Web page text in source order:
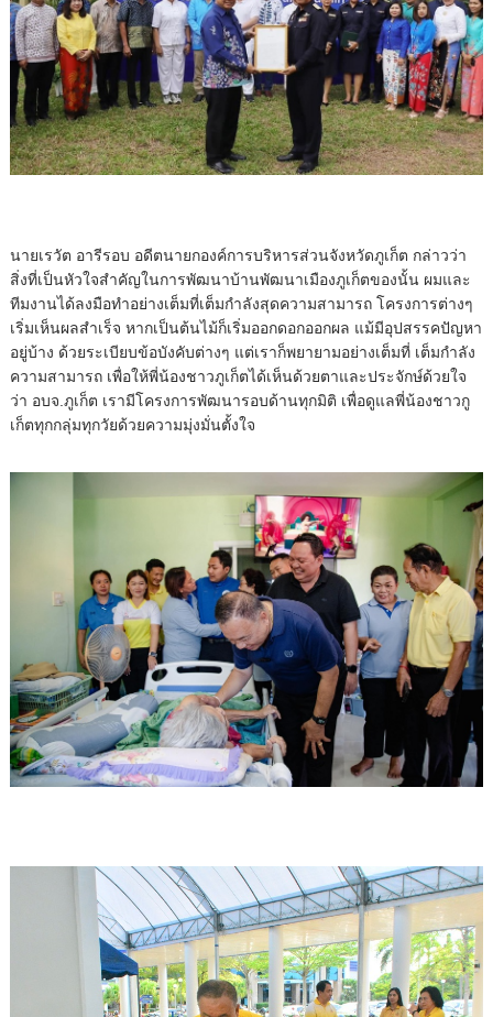
นายเรวัต อารีรอบ อดีตนายกองค์การบริหารส่วนจังหวัดภูเก็ต กล่าวว่า
สิ่งที่เป็นหัวใจสำคัญในการพัฒนาบ้านพัฒนาเมืองภูเก็ตของนั้น ผมและ
ทีมงานได้ลงมือทำอย่างเต็มที่เต็มกำลังสุดความสามารถ โครงการต่างๆ
เริ่มเห็นผลสำเร็จ หากเป็นต้นไม้ก็เริ่มออกดอกออกผล แม้มีอุปสรรคปัญหา
อยู่บ้าง ด้วยระเบียบข้อบังคับต่างๆ แต่เราก็พยายามอย่างเต็มที่ เต็มกำลัง
ความสามารถ เพื่อให้พี่น้องชาวภูเก็ตได้เห็นด้วยตาและประจักษ์ด้วยใจ
ว่า อบจ.ภูเก็ต เรามีโครงการพัฒนารอบด้านทุกมิติ เพื่อดูแลพี่น้องชาวกู
เก็ตทุกกลุ่มทุกวัยด้วยความมุ่งมั่นตั้งใจ